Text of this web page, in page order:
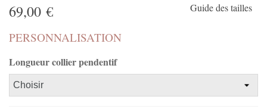
69,00 € Guide des tailles
PERSONNALISATION
Longueur collier pendentif